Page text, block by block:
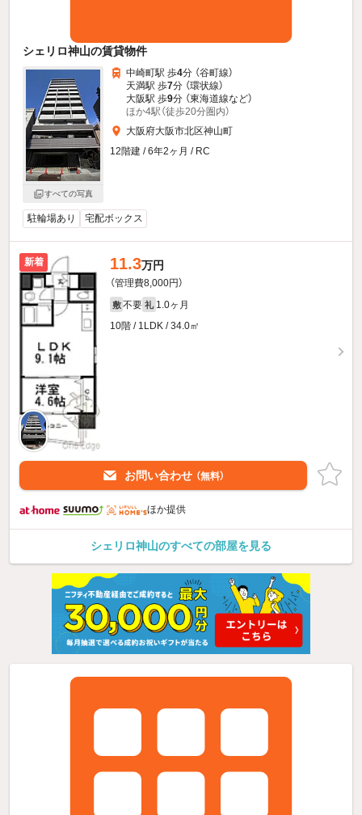
シェリロ神山の賃貸物件
すべての写真
中崎町駅 歩4分 （谷町線）
天満駅 歩7分 （環状線）
大阪駅 歩9分 （東海道線など）
ほか4駅（徒歩20分圏内）
大阪府大阪市北区神山町
12階建 / 6年2ヶ月 / RC
駐輪場あり 宅配ボックス
新着 11.3万円
（管理費8,000円）
敷 不要 礼 1.0ヶ月
10階 / 1LDK / 34.0㎡
お問い合わせ （無料）
ほか提供
シェリロ神山のすべての部屋を見る